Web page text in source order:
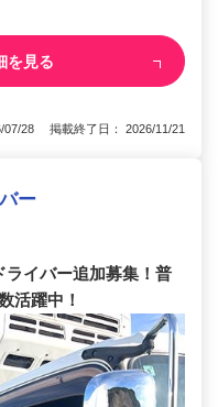
を見る
07/28 掲載終了日： 2026/11/21
ー
ライバー追加募集！普
活躍中！